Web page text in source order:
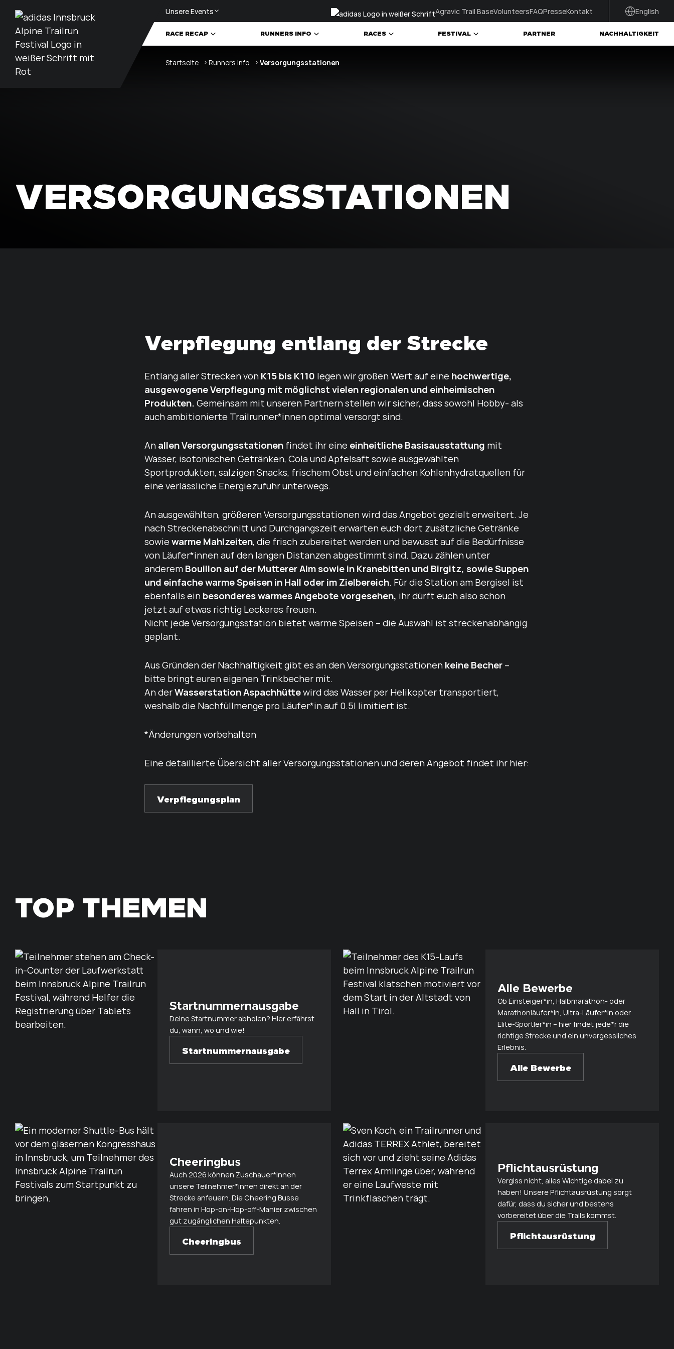
Zum Inhalt Unsere Events Agravic Trail BaseVolunteersFAQPresseKontakt English
RACE RECAP RUNNERS INFO RACES FESTIVAL PARTNER NACHHALTIGKEIT
Startseite Runners Info Versorgungsstationen
VERSORGUNGSSTATIONEN
Verpflegung entlang der Strecke
Entlang aller Strecken vonK15 bis K110 legen wir großen Wert auf einehochwertige,
ausgewogene Verpflegung mit möglichst vielen regionalen und einheimischen
Produkten.Gemeinsam mit unseren Partnern stellen wir sicher, dass sowohl Hobby- als
auch ambitionierte Trailrunner*innen optimal versorgt sind.
Anallen Versorgungsstationenfindet ihr eineeinheitliche Basisausstattung mit
Wasser, isotonischen Getränken, Cola und Apfelsaft sowie ausgewählten
Sportprodukten, salzigen Snacks, frischem Obst und einfachen Kohlenhydratquellen für
eine verlässliche Energiezufuhr unterwegs.
An ausgewählten, größeren Versorgungsstationen wird das Angebot gezielt erweitert. Je
nach Streckenabschnitt und Durchgangszeit erwarten euch dort zusätzliche Getränke
sowiewarme Mahlzeiten, die frisch zubereitet werden und bewusst auf die Bedürfnisse
von Läufer*innen auf den langen Distanzen abgestimmt sind. Dazu zählen unter
anderemBouillon auf der Mutterer Alm sowie in Kranebitten und Birgitz, sowie Suppen
und einfache warme Speisen in Hall oder im Zielbereich. Für die Station am Bergisel ist
ebenfalls einbesonderes warmes Angebote vorgesehen, ihr dürft euch also schon
jetzt auf etwas richtig Leckeres freuen.
Nicht jede Versorgungsstation bietet warme Speisen – die Auswahl ist streckenabhängig
geplant.
Aus Gründen der Nachhaltigkeit gibt es an den Versorgungsstationenkeine Becher–
bitte bringt euren eigenen Trinkbecher mit.
An derWasserstation Aspachhüttewird das Wasser per Helikopter transportiert,
weshalb die Nachfüllmenge pro Läufer*in auf 0.5l limitiert ist.
*Änderungen vorbehalten
Eine detaillierte Übersicht aller Versorgungsstationen und deren Angebot findet ihr hier:
Verpflegungsplan
TOP THEMEN
Startnummernausgabe
Deine Startnummer abholen? Hier erfährst
du, wann, wo und wie!
Startnummernausgabe
Alle Bewerbe
Ob Einsteiger*in, Halbmarathon- oder
Marathonläufer*in, Ultra-Läufer*in oder
Elite-Sportler*in – hier findet jede*r die
richtige Strecke und ein unvergessliches
Erlebnis.
Alle Bewerbe
Cheeringbus
Auch 2026 können Zuschauer*innen
unsere Teilnehmer*innen direkt an der
Strecke anfeuern. Die Cheering Busse
fahren in Hop-on-Hop-off-Manier zwischen
gut zugänglichen Haltepunkten.
Cheeringbus
Pflichtausrüstung
Vergiss nicht, alles Wichtige dabei zu
haben! Unsere Pflichtausrüstung sorgt
dafür, dass du sicher und bestens
vorbereitet über die Trails kommst.
Pflichtausrüstung